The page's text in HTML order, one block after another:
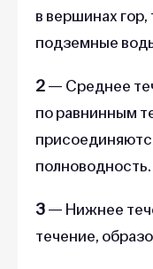
в вершинах
подземные
2— Среднее
по равнинным
полноводность.
3— Нижнее
течение,